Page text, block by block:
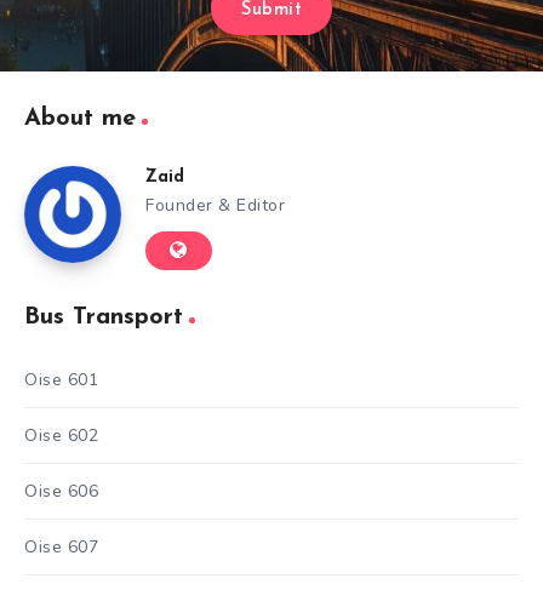
Submit
About me
Zaid
Founder & Editor
Bus Transport
Oise 601
Oise 602
Oise 606
Oise 607